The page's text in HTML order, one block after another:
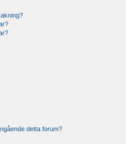
detta forum?